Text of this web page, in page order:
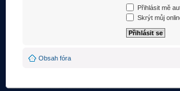
Přihlásit mě
Skrýt můj
Obsah fóra